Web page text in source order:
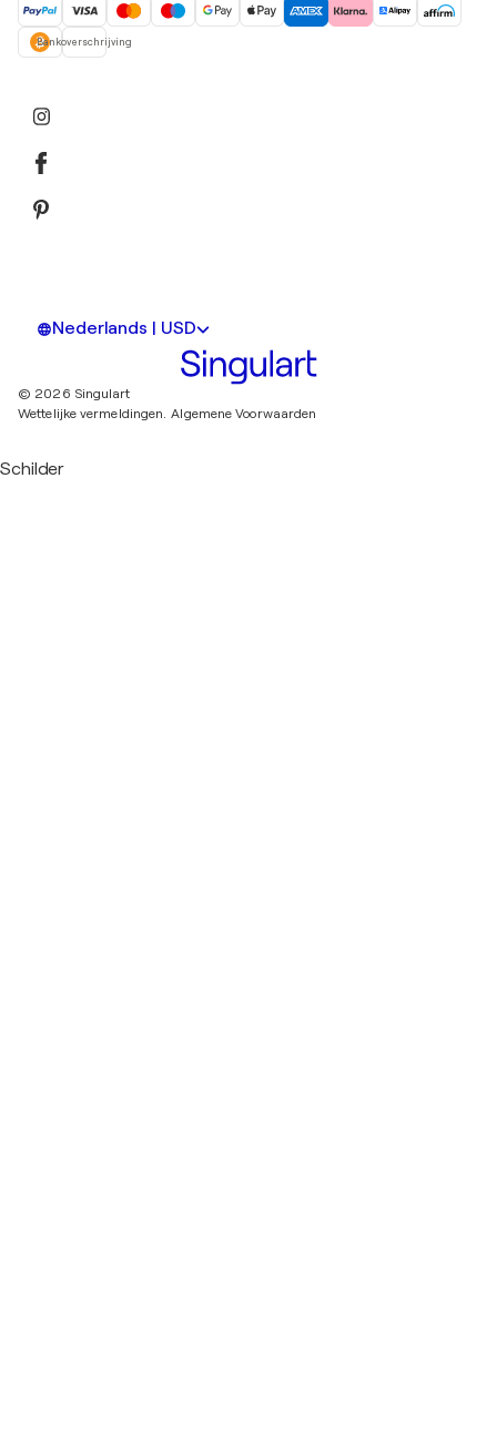
Bankoverschrijving
Nederlands | USD
© 2026 Singulart
Wettelijke vermeldingen. Algemene Voorwaarden
Schilder